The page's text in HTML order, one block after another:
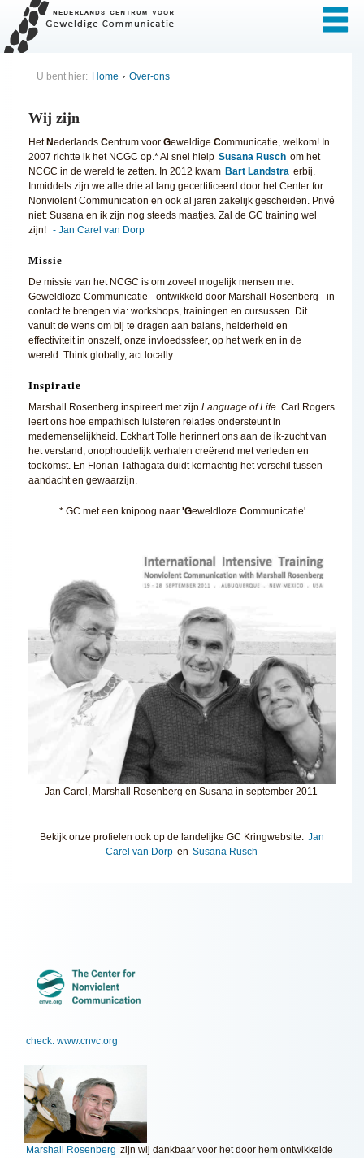
U bent hier: Home Over-ons
Wij zijn
HetNederlands Centrum voor Geweldige Communicatie, welkom! In
2007 richtte ik het NCGC op.* Al snel hielp Susana Rusch om het
NCGC in de wereld te zetten. In 2012 kwam Bart Landstra erbij.
Inmiddels zijn we alle drie al lang gecertificeerd door het Center for
Nonviolent Communication en ook al jaren zakelijk gescheiden. Privé
niet: Susana en ik zijn nog steeds maatjes. Zal de GC training wel
zijn!
- Jan Carel van Dorp
Missie
De missie van het NCGC is om zoveel mogelijk mensen met
Geweldloze Communicatie - ontwikkeld door Marshall Rosenberg - in
contact te brengen via: workshops, trainingen en cursussen. Dit
vanuit de wens om bij te dragen aan balans, helderheid en
effectiviteit in onszelf, onze invloedssfeer, op het werk en in de
wereld. Think globally, act locally.
Inspiratie
Marshall Rosenberg inspireert met zijn Language of Life . Carl Rogers
leert ons hoe empathisch luisteren relaties ondersteunt in
medemenselijkheid. Eckhart Tolle herinnert ons aan de ik-zucht van
het verstand, onophoudelijk verhalen creërend met verleden en
toekomst. En Florian Tathagata duidt kernachtig het verschil tussen
aandacht en gewaarzijn.
* GC met een knipoog naar'Geweldloze Communicatie'
Jan Carel, Marshall Rosenberg en Susana in september 2011
Bekijk onze profielen ook op de landelijke GC Kringwebsite: Jan
Carel van Dorp en Susana Rusch
check: www.cnvc.org
Marshall Rosenberg zijn wij dankbaar voor het door hem ontwikkelde